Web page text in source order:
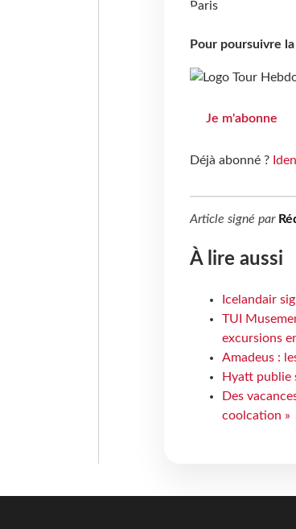
Pour poursuivre
Je m'abonne
Déjà abonné ?
Article signé par
À lire aussi
Icelandair
TUI
excursions
Amadeus :
Hyatt publie
Des
coolcation »